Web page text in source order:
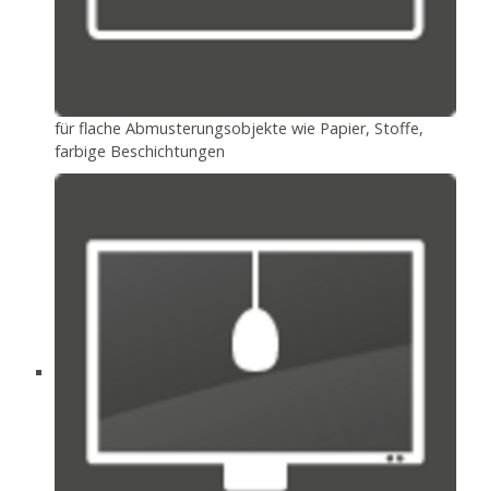
für flache Abmusterungsobjekte wie Papier, Stoffe,
farbige Beschichtungen